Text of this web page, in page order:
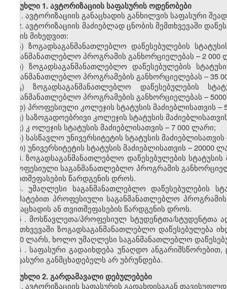
მუხლი 1. ავტორიზაციის საფასურისოდენობები
1. ავტორიზაციის განაცხადის განხილვის საფასური
2.ავტორიზაციის მაძიებლად ცნობის შემთხვევაში
სახის მიხედვით:
ა) ზოგადსაგანმანათლებლო დაწესებულების
საგანმანათლებლო პროგრამის განხორციელებას –2000
ბ) ზოგადსაგანმანათლებლო დაწესებულების
საგანმანათლებლო პროგრამების განხორციელებას –35
გ)
ზოგადსაგანმანათლებლო დაწესებულების
საგანმანათლებლო პროგრამების განხორციელებას –
დ) პროფესიული კოლეჯის სტატუსის მაძიებლისათვის –
ე) საზოგადოებრივი კოლეჯის სტატუსის
ვ) კ ოლეჯის სტატუსის მაძიებლისათვის –7000 ლარი;
ზ) სასწავლო უნივერსიტეტის სტატუსის მაძიებლისათვის
თ) უნივერსიტეტის სტატუსის მაძიებლისათვის –20000
3. ზოგადსაგანმანათლებლო დაწესებულების
პროფესიული საგანმანათლებლო პროგრამის
თვითშეფასების წარდგენის დროს.
4. უმაღლესი საგანმანათლებლო დაწესებულების
დამატებით პროფესიული საგანმანათლებლო
განაცხადის ან თვითშეფასების წარდგენის დროს.
5.მოსწავლეთა/პროფესიულ სტუდენტთა/სტუდენტთა
შემთხვევაშიზოგადსაგანმანათლებლო დაწესებულება
3000ლარს, ხოლო უმაღლესი საგანმანათლებლო
6. საფასური გადაიხდება უნაღდო ანგარიშსწორებით,
საფასური განმცხადებელს არ უბრუნდება.
მუხლი2. გარდამავალი დებულებები
1. ავტორიზაციის საფასურის გადახდისაგან